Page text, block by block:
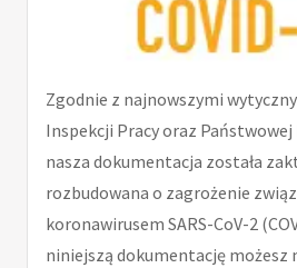
Zgodnie z najnowszymi
Inspekcji Pracy oraz
nasza dokumentacja została
rozbudowana o zagrożenie
koronawirusem SARS-CoV-2
niniejszą dokumentację możesz